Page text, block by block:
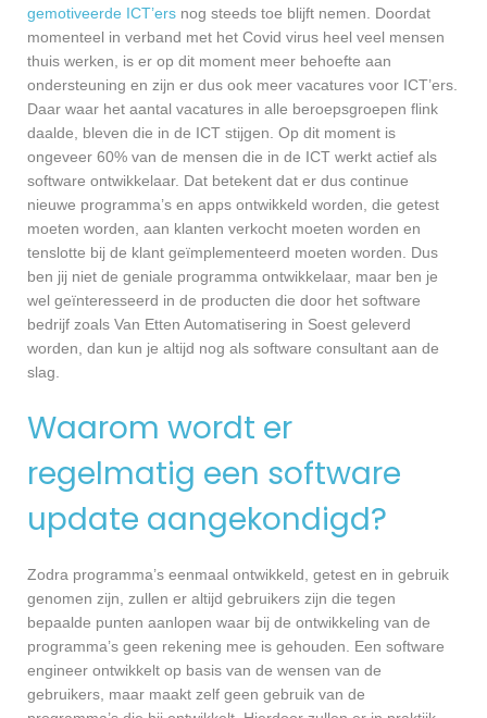
gemotiveerde ICT’ers nog steeds toe blijft nemen. Doordat
momenteel in verband met het Covid virus heel veel mensen
thuis werken, is er op dit moment meer behoefte aan
ondersteuning en zijn er dus ook meer vacatures voor ICT’ers.
Daar waar het aantal vacatures in alle beroepsgroepen flink
daalde, bleven die in de ICT stijgen. Op dit moment is
ongeveer 60% van de mensen die in de ICT werkt actief als
software ontwikkelaar. Dat betekent dat er dus continue
nieuwe programma’s en apps ontwikkeld worden, die getest
moeten worden, aan klanten verkocht moeten worden en
tenslotte bij de klant geïmplementeerd moeten worden. Dus
ben jij niet de geniale programma ontwikkelaar, maar ben je
wel geïnteresseerd in de producten die door het software
bedrijf zoals Van Etten Automatisering in Soest geleverd
worden, dan kun je altijd nog als software consultant aan de
slag.
Waarom wordt er
regelmatig een software
update aangekondigd?
Zodra programma’s eenmaal ontwikkeld, getest en in gebruik
genomen zijn, zullen er altijd gebruikers zijn die tegen
bepaalde punten aanlopen waar bij de ontwikkeling van de
programma’s geen rekening mee is gehouden. Een software
engineer ontwikkelt op basis van de wensen van de
gebruikers, maar maakt zelf geen gebruik van de